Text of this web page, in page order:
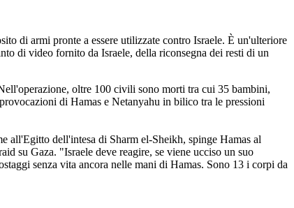
di armi pronte a essere utilizzate contro Israele. È un'ulteriore
di video fornito da Israele, della riconsegna dei resti di un
oltre 100 civili sono morti tra cui 35 bambini,
di Hamas e Netanyahu in bilico tra le pressioni
all'Egitto dell'intesa di Sharm el-Sheikh, spinge Hamas al
su Gaza. "Israele deve reagire, se viene ucciso un suo
senza vita ancora nelle mani di Hamas. Sono 13 i corpi da